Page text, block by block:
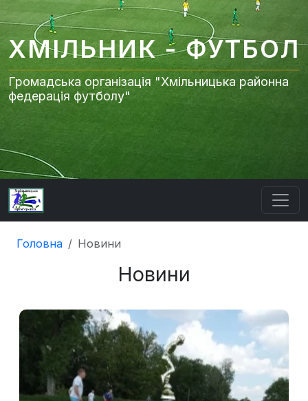
ХМІЛЬНИК - ФУТБОЛ
Громадська організація "Хмільницька районна
федерація футболу"
Головна Новини
Новини